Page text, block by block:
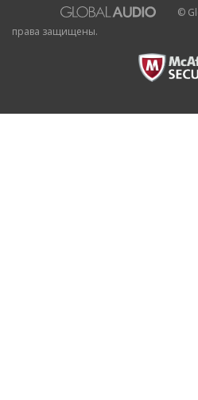
©
права защищены.